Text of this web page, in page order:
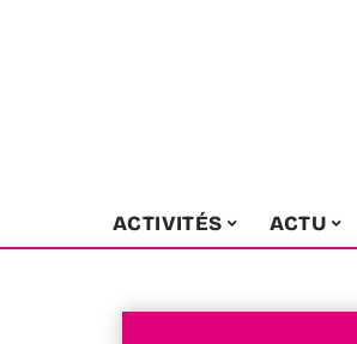
ACTIVITÉS ACTU